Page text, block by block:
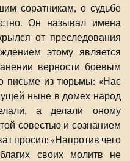
соратникам, о судьбе
Он называл имена
от преследования
этому является
верности боевым
письме из тюрьмы: «Нас
ныне в домех народ
а делали оному
совестью и сознанием
просил: «Напротив чего
своих молитв не